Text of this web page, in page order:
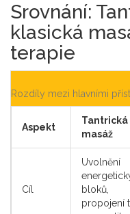
Srovnání:
klasická
terapie
Rozdíly mezi hlavními
Aspekt
Tantrická
masáž
Cíl
Uvolnění
bloků,
propojení